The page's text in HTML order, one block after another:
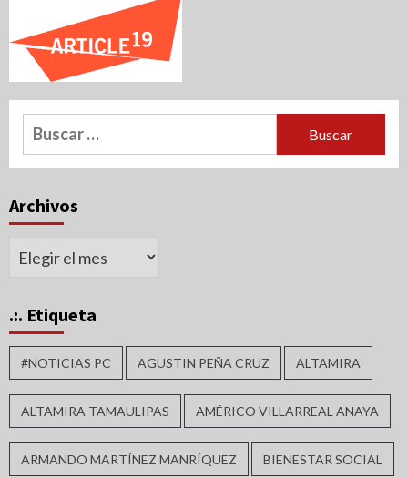
Buscar:
Archivos
Archivos
.:. Etiqueta
#NOTICIAS PC AGUSTIN PEÑA CRUZ ALTAMIRA
ALTAMIRA TAMAULIPAS AMÉRICO VILLARREAL ANAYA
ARMANDO MARTÍNEZ MANRÍQUEZ BIENESTAR SOCIAL